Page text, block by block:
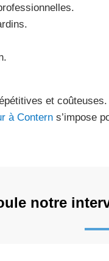
et
à Contern s’impose
notre